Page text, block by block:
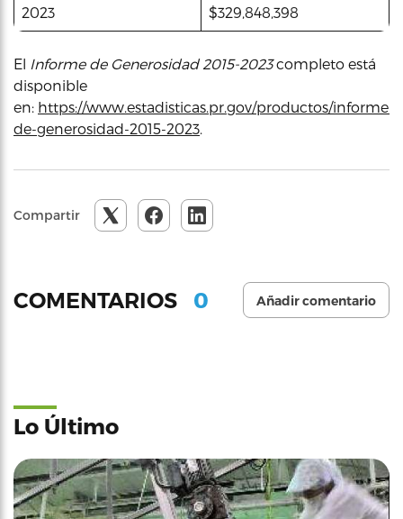
2023 $329,848,398
El Informe de Generosidad 2015-2023completo está
disponible
en: https://www.estadisticas.pr.gov/productos/informe-
de-generosidad-2015-2023.
Compartir
COMENTARIOS 0 Añadir comentario
Lo Último